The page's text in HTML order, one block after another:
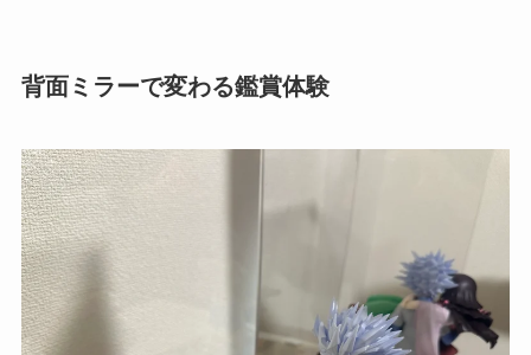
背面ミラーで変わる鑑賞体験